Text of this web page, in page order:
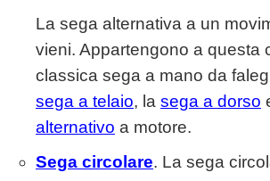
La sega alternativa a un
vieni. Appartengono a questa
classica sega a mano da
sega a telaio, la sega a dorso
alternativo a motore.
Sega circolare. La sega